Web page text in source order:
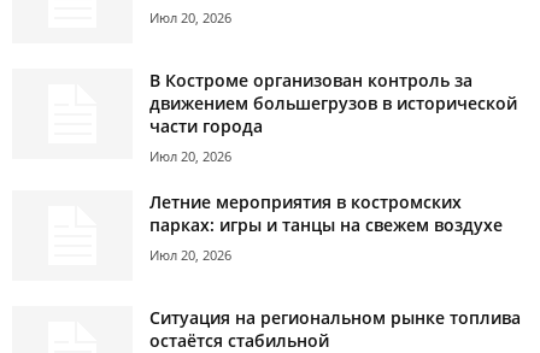
Июл 20, 2026
В Костроме организован контроль за
движением большегрузов в исторической
части города
Июл 20, 2026
Летние мероприятия в костромских
парках: игры и танцы на свежем воздухе
Июл 20, 2026
Ситуация на региональном рынке топлива
остаётся стабильной